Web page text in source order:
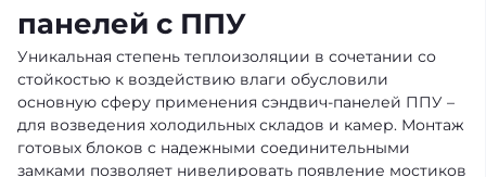
панелей с ППУ
Уникальная степень теплоизоляции в сочетании со
стойкостью к воздействию влаги обусловили
основную сферу применения сэндвич-панелей ППУ –
для возведения холодильных складов и камер. Монтаж
готовых блоков с надежными соединительными
замками позволяет нивелировать появление мостиков